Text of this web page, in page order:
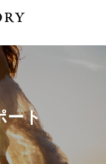
ート